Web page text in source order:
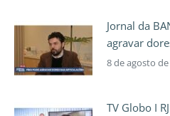
Jornal da
agravar
8 de agosto
TV Globo I